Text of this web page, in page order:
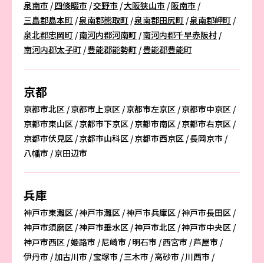
泉南市 四條畷市 交野市 大阪狭山市 阪南市
三島郡島本町 泉南郡熊取町 泉南郡田尻町 泉南郡岬町
泉北郡忠岡町 南河内郡河南町 南河内郡千早赤阪村
南河内郡太子町 豊能郡能勢町 豊能郡豊能町
京都
京都市北区 京都市上京区 京都市左京区 京都市中京区
京都市東山区 京都市下京区 京都市南区 京都市右京区
京都市伏見区 京都市山科区 京都市西京区 長岡京市
八幡市 京田辺市
兵庫
神戸市東灘区 神戸市灘区 神戸市兵庫区 神戸市長田区
神戸市須磨区 神戸市垂水区 神戸市北区 神戸市中央区
神戸市西区 姫路市 尼崎市 明石市 西宮市 芦屋市
伊丹市 加古川市 宝塚市 三木市 高砂市 川西市